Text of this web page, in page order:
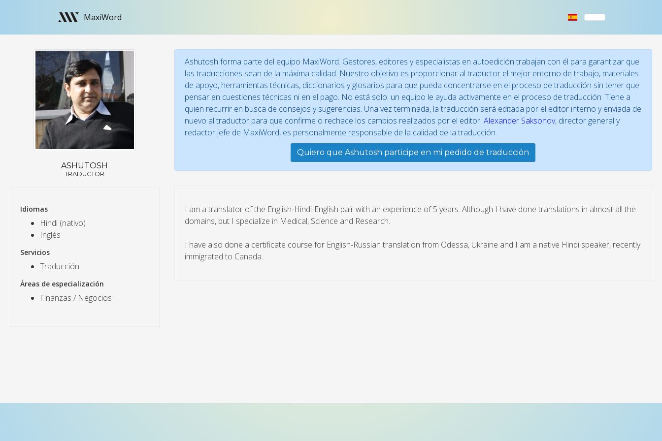
MaxiWord
ASHUTOSH
TRADUCTOR
Idiomas
Hindi (nativo)
Inglés
Servicios
Traducción
Áreas de especialización
Finanzas / Negocios
Ashutosh forma parte del equipo MaxiWord. Gestores, editores y especialistas en autoedición trabajan con él para garantizar que
las traducciones sean de la máxima calidad. Nuestro objetivo es proporcionar al traductor el mejor entorno de trabajo, materiales
de apoyo, herramientas técnicas, diccionarios y glosarios para que pueda concentrarse en el proceso de traducción sin tener que
pensar en cuestiones técnicas ni en el pago. No está solo: un equipo le ayuda activamente en el proceso de traducción. Tiene a
quien recurrir en busca de consejos y sugerencias. Una vez terminada, la traducción será editada por el editor interno y enviada de
nuevo al traductor para que confirme o rechace los cambios realizados por el editor. Alexander Saksonov, director general y
redactor jefe de MaxiWord, es personalmente responsable de la calidad de la traducción.
Quiero que Ashutosh participe en mi pedido de traducción
I am a translator of the English-Hindi-English pair with an experience of 5 years. Although I have done translations in almost all the
domains, but I specialize in Medical, Science and Research.
I have also done a certificate course for English-Russian translation from Odessa, Ukraine and I am a native Hindi speaker, recently
immigrated to Canada.